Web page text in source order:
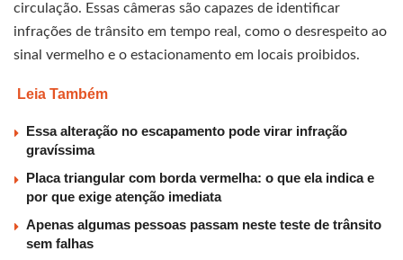
circulação. Essas câmeras são capazes de identificar
infrações de trânsito em tempo real, como o desrespeito ao
sinal vermelho e o estacionamento em locais proibidos.
Leia Também
Essa alteração no escapamento pode virar infração
gravíssima
Placa triangular com borda vermelha: o que ela indica e
por que exige atenção imediata
Apenas algumas pessoas passam neste teste de trânsito
sem falhas